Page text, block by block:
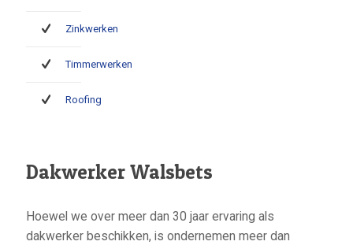
Zinkwerken
Timmerwerken
Roofing
Dakwerker Walsbets
Hoewel we over meer dan 30 jaar ervaring als
dakwerker beschikken, is ondernemen meer dan